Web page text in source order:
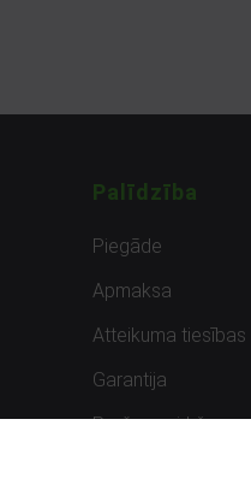
Palīdzība
Piegāde
Apmaksa
Atteikuma tiesības
Garantija
Preču uzpirkšana